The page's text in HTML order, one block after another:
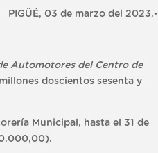
PIGÜÉ, 03 de marzo del 2023.-
Automotores del Centro de
doscientos sesenta y
Municipal, hasta el 31 de